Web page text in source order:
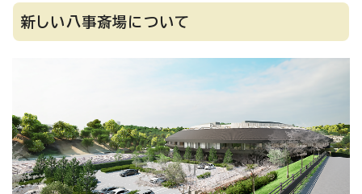
新しい八事斎場について